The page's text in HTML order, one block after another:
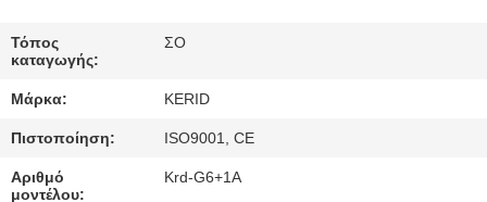
ΈΛΕΓΧΟΣ
ΠΟΙΌΤΗΤΑΣ
ΕΠΙΚΟΙΝΩΝΉΣΤΕ
ΜΑΖΊ
Τόπος
καταγωγής:
ΣΟ
Μάρκα: KERID
Πιστοποίηση: ISO9001, CE
Αριθμό
μοντέλου:
Krd-G6+1A